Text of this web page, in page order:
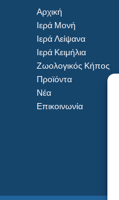
Αρχική
Ιερά Μονή
Ιερά Λείψανα
Ιερά Κειμήλια
Ζωολογικός Κήπος
Προϊόντα
Νέα
Επικοινωνία